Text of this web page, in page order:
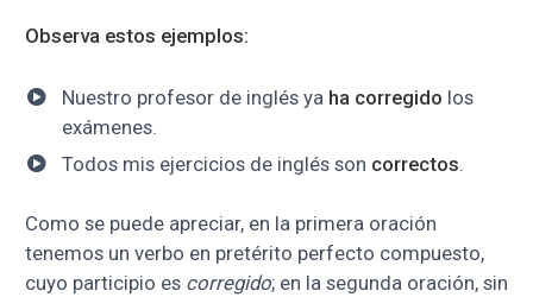
Observa estos ejemplos:
Nuestro profesor de inglés ya ha corregido los
exámenes.
Todos mis ejercicios de inglés son correctos.
Como se puede apreciar, en la primera oración
tenemos un verbo en pretérito perfecto compuesto,
cuyo participio es corregido; en la segunda oración, sin